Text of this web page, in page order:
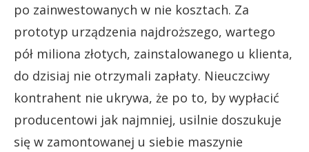
po zainwestowanych w nie kosztach. Za
prototyp urządzenia najdroższego, wartego
pół miliona złotych, zainstalowanego u klienta,
do dzisiaj nie otrzymali zapłaty. Nieuczciwy
kontrahent nie ukrywa, że po to, by wypłacić
producentowi jak najmniej, usilnie doszukuje
się w zamontowanej u siebie maszynie